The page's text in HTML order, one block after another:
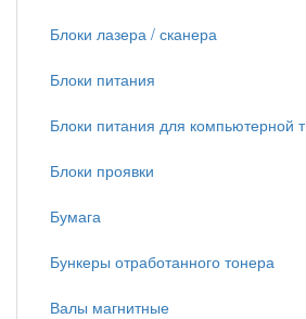
Блоки лазера / сканера
Блоки питания
Блоки питания для компьютерной т
Блоки проявки
Бумага
Бункеры отработанного тонера
Валы магнитные